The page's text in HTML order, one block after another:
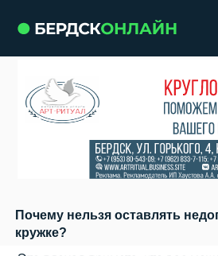
Почему нельзя оставлять
кружке?